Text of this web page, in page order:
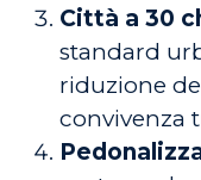
Città a 30
standard
riduzione
convivenza